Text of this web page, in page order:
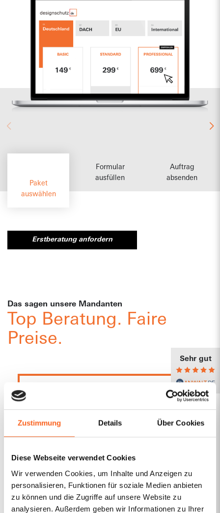
Zustimmung Details Über Cookies
Diese Webseite verwendet Cookies
Wir verwenden Cookies, um Inhalte und Anzeigen zu
personalisieren, Funktionen für soziale Medien anbieten
zu können und die Zugriffe auf unsere Website zu
analysieren. Außerdem geben wir Informationen zu Ihrer
unberechtigte Abmahnung auch Gegenansprüche
auslösen kann.
Umfassende Analyse
Wir prüfen die Sach- und Rechtslage und beraten
Handlungsoptionen und Kosten. Dabei
berücksichtigen wir nicht nur eingetragene Designs,
Professioneller Prüfbericht
professionellen Prüfbericht, der keine Fragen
Wenn Sie sich wegen des weiteren Vorgehens weiter
abstimmen wollen, ist das kein Problem. Auf Wunsch
beantworten wir Fragen per E-Mail oder stehen Ihnen
ohne Mehrkosten für eine Nachbesprechung am
Telefon oder per Videocall zur Verfügung.
Jetzt Erstberatung anfordern
Paket
auswählen
Formular
ausfüllen
Auftrag
absenden
Erstberatung anfordern
Das sagen unsere Mandanten
Top Beratung. Faire
Preise.
Sehr gut
Sehr beispielhaftes schnelles Feedback &
anschließender präziser Bearbeitung und
Praxisdesigns! Vielen Dank...hat mich sehr in
meiner "Umbruchsphase" unterstützt. Da
gibt's bitte noch zusätzlich einen Smiley zu